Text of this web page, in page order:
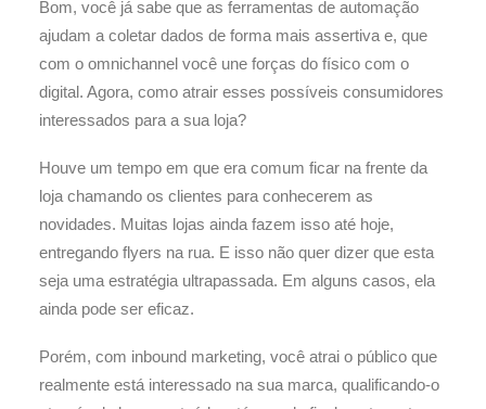
Bom, você já sabe que as ferramentas de automação
ajudam a coletar dados de forma mais assertiva e, que
com o omnichannel você une forças do físico com o
digital. Agora, como atrair esses possíveis consumidores
interessados para a sua loja?
Houve um tempo em que era comum ficar na frente da
loja chamando os clientes para conhecerem as
novidades. Muitas lojas ainda fazem isso até hoje,
entregando flyers na rua. E isso não quer dizer que esta
seja uma estratégia ultrapassada. Em alguns casos, ela
ainda pode ser eficaz.
Porém, com inbound marketing, você atrai o público que
realmente está interessado na sua marca, qualificando-o